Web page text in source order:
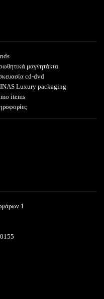
μαγνητάκια
cd-dvd
Luxury packaging
items
1